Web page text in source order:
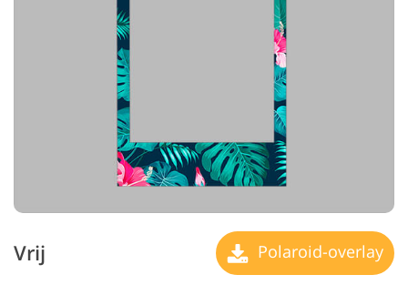
Vrij Polaroid-overlay